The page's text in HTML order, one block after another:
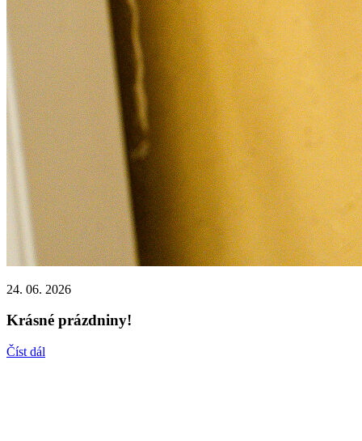
24. 06. 2026
Krásné prázdniny!
Číst dál